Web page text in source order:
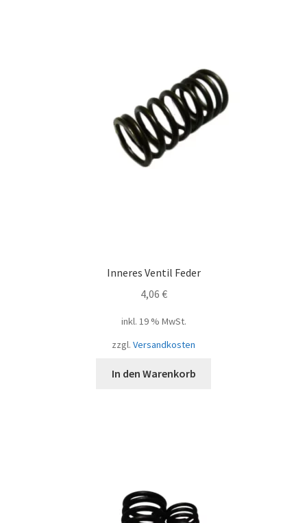
Inneres Ventil Feder
4,06 €
inkl. 19 % MwSt.
zzgl. Versandkosten
In den Warenkorb